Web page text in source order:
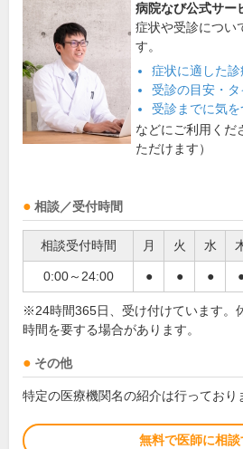
病院なび公式サー
症状や受診につい
す。
症状に適した診
受診の目安・
受診までに気を
などにご利用くだ
ただけます）
相談／受付時間
相談受付時間 月 火 水
0:00～24:00 ● ● ●
※24時間365日、受け付けています。
時間を要する場合があります。
その他
特定の医療機関名の紹介は行っており
無料で医師に相談